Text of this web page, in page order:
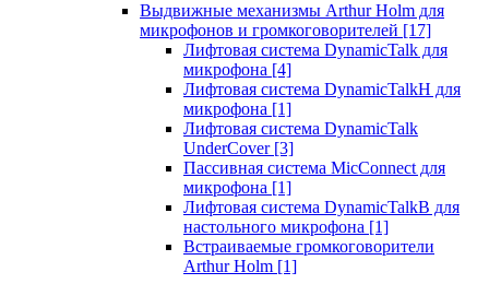
Выдвижные механизмы Arthur Holm для
микрофонов и громкоговорителей [17]
Лифтовая система DynamicTalk для
микрофона [4]
Лифтовая система DynamicTalkH для
микрофона [1]
Лифтовая система DynamicTalk
UnderCover [3]
Пассивная система MicConnect для
микрофона [1]
Лифтовая система DynamicTalkB для
настольного микрофона [1]
Встраиваемые громкоговорители
Arthur Holm [1]